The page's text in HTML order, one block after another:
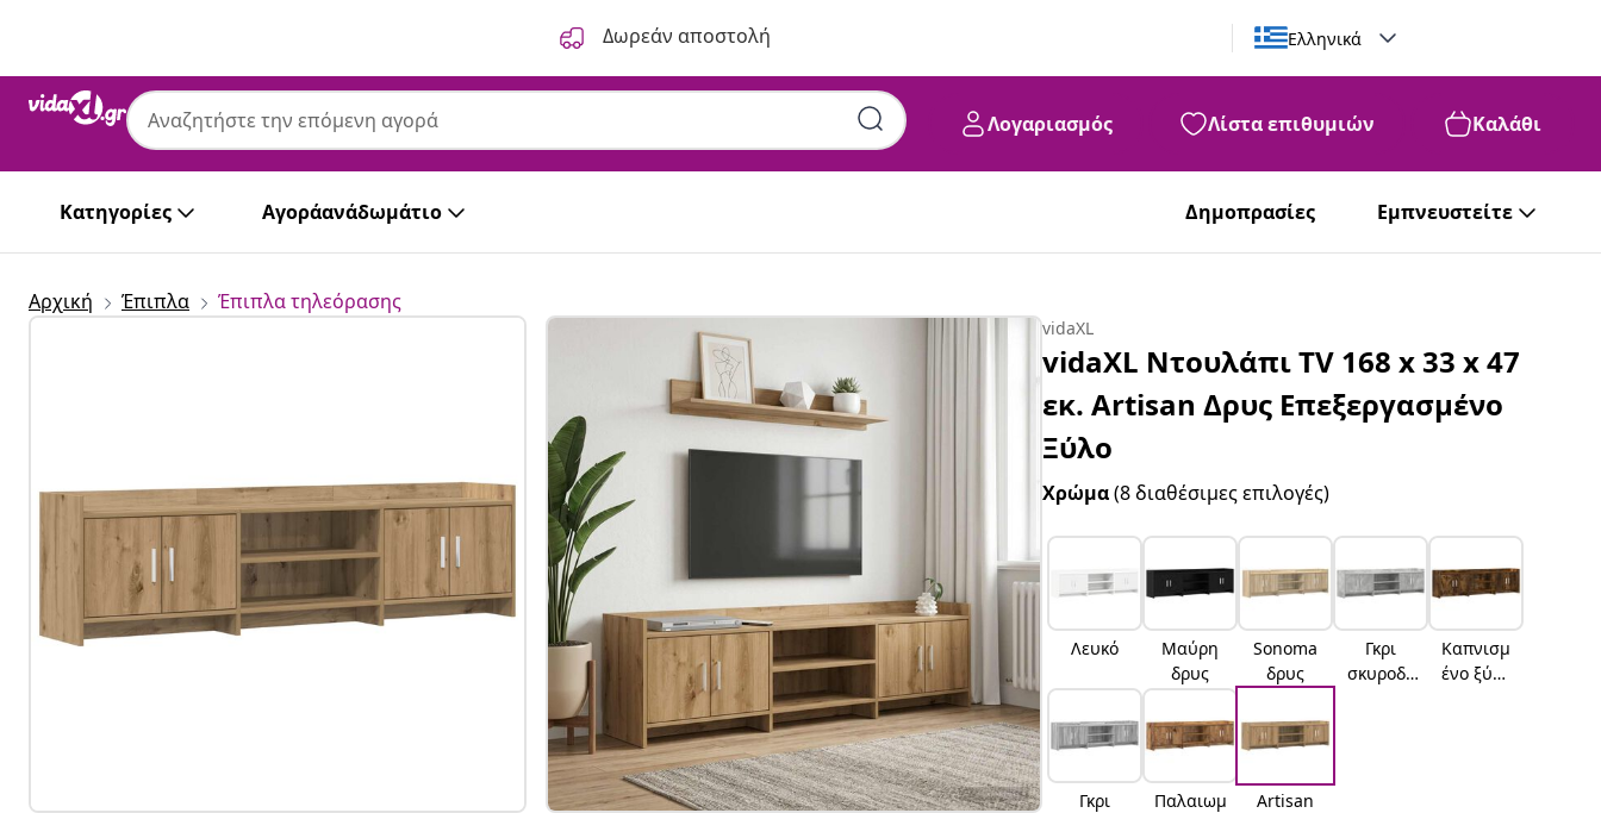
Δωρεάν αποστολή Ελληνικά
Λογαριασμός Λίστα επιθυμιών Καλάθι
Κατηγορίες Αγοράανάδωμάτιο Δημοπρασίες Εμπνευστείτε
Αρχική Έπιπλα Έπιπλα τηλεόρασης
vidaXL
vidaXL Ντουλάπι TV 168 x 33 x 47
εκ. Artisan Δρυς Επεξεργασμένο
Ξύλο
Χρώμα(8 διαθέσιμες επιλογές)
Λευκό
Μαύρη
δρυς
Sonoma
δρυς
Γκρι
σκυροδέ
Καπνισμ
ένο ξύλο
Γκρι
Παλαιωμ
Artisan